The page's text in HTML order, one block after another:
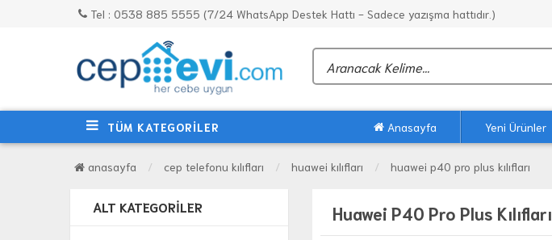
Tel : 0538 885 5555 (7/24 WhatsApp Destek Hattı - Sadece yazışma hattıdır.)
TÜM KATEGORİLER Anasayfa Yeni Ürünler
anasayfa cep telefonu kılıfları huawei kılıfları huawei p40 pro plus kılıfları
ALT KATEGORILER Huawei P40 Pro Plus Kılıfları